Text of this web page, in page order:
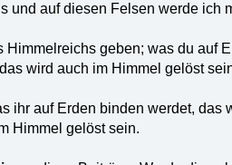
und auf diesen Felsen werde
Himmelreichs geben; was du auf
wird auch im Himmel gelöst
ihr auf Erden binden werdet,
Himmel gelöst sein.